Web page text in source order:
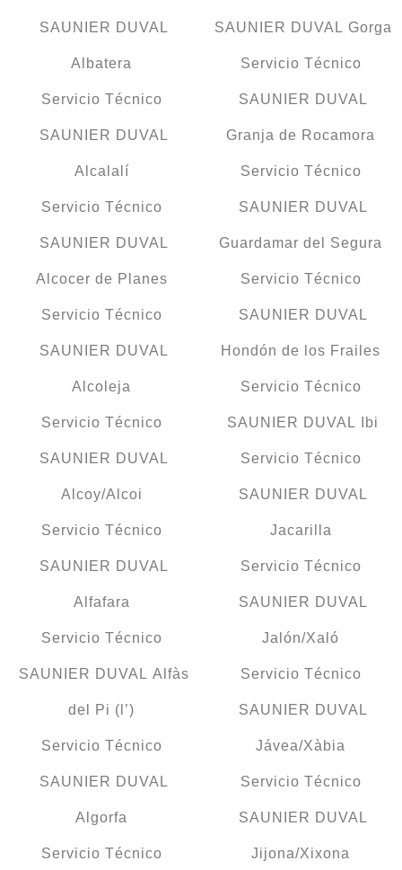
SAUNIER DUVAL
Albatera
Servicio Técnico
SAUNIER DUVAL
Alcalalí
Servicio Técnico
SAUNIER DUVAL
Alcocer de Planes
Servicio Técnico
SAUNIER DUVAL
Alcoleja
Servicio Técnico
SAUNIER DUVAL
Alcoy/Alcoi
Servicio Técnico
SAUNIER DUVAL
Alfafara
Servicio Técnico
SAUNIER DUVAL Alfàs
del Pi (l’)
Servicio Técnico
SAUNIER DUVAL
Algorfa
Servicio Técnico
SAUNIER DUVAL Gorga
Servicio Técnico
SAUNIER DUVAL
Granja de Rocamora
Servicio Técnico
SAUNIER DUVAL
Guardamar del Segura
Servicio Técnico
SAUNIER DUVAL
Hondón de los Frailes
Servicio Técnico
SAUNIER DUVAL Ibi
Servicio Técnico
SAUNIER DUVAL
Jacarilla
Servicio Técnico
SAUNIER DUVAL
Jalón/Xaló
Servicio Técnico
SAUNIER DUVAL
Jávea/Xàbia
Servicio Técnico
SAUNIER DUVAL
Jijona/Xixona